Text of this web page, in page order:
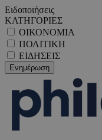
Ειδοποιήσεις
ΚΑΤΗΓΟΡΙΕΣ
ΟΙΚΟΝΟΜΙΑ
ΠΟΛΙΤΙΚΗ
ΕΙΔΗΣΕΙΣ